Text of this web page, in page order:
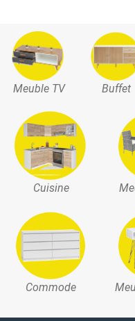
Meuble TV Buffet
Cuisine
Commode